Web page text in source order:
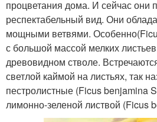
процветания дома. И сейчас они
респектабельный вид. Они
мощными ветвями.
с большой массой мелких
древовидном стволе.
светлой каймой на листьях, так
пестролистные (Ficus benjamina
лимонно-зеленой листвой (Ficus